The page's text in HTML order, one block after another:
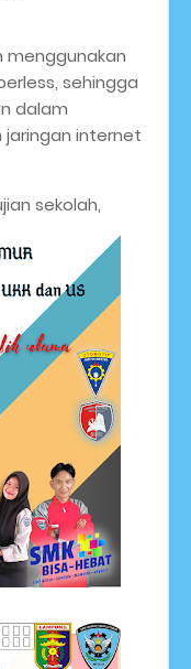
menggunakan
sehingga
dalam
internet
sekolah,